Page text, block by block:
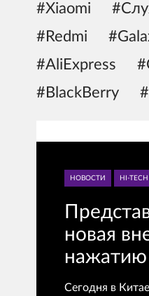
#Xiaomi
#Redmi
#AliExpress
#BlackBerry
НОВОСТИ HI-TECH
новая
нажатию
Сегодня в